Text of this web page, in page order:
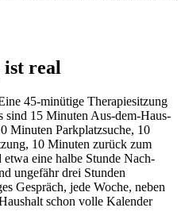
ist real
45-minütige Therapiesitzung
sind 15 Minuten Aus-dem-Haus-
Minuten Parkplatzsuche, 10
10 Minuten zurück zum
eine halbe Stunde Nach-
ungefähr drei Stunden
Gespräch, jede Woche, neben
schon volle Kalender